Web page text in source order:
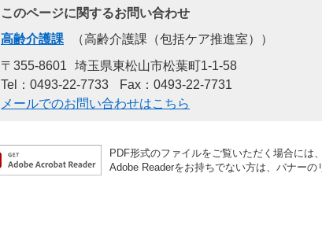
このページに関するお問い合わせ
高齢介護課
高齢介護課（包括ケア推進室）
〒355-8601
埼玉県東松山市松葉町1-1-58
Tel：0493-22-7733
Fax：0493-22-7731
メールでのお問い合わせはこちら
PDF形式のファイルをご覧いただく場合には
Adobe Readerをお持ちでない方は、バナーの